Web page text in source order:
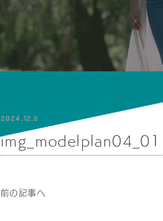
2024.12.6
img_modelplan04_01
前の記事へ